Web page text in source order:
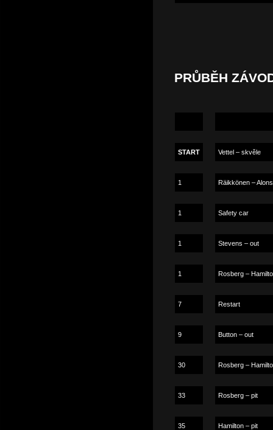
PRŮBĚH
START Vettel – skvěle
1 Räikkönen –
1 Safety car
1 Stevens – out
1 Rosberg –
7 Restart
9 Button – out
30 Rosberg –
33 Rosberg – pit
35 Hamilton – pit